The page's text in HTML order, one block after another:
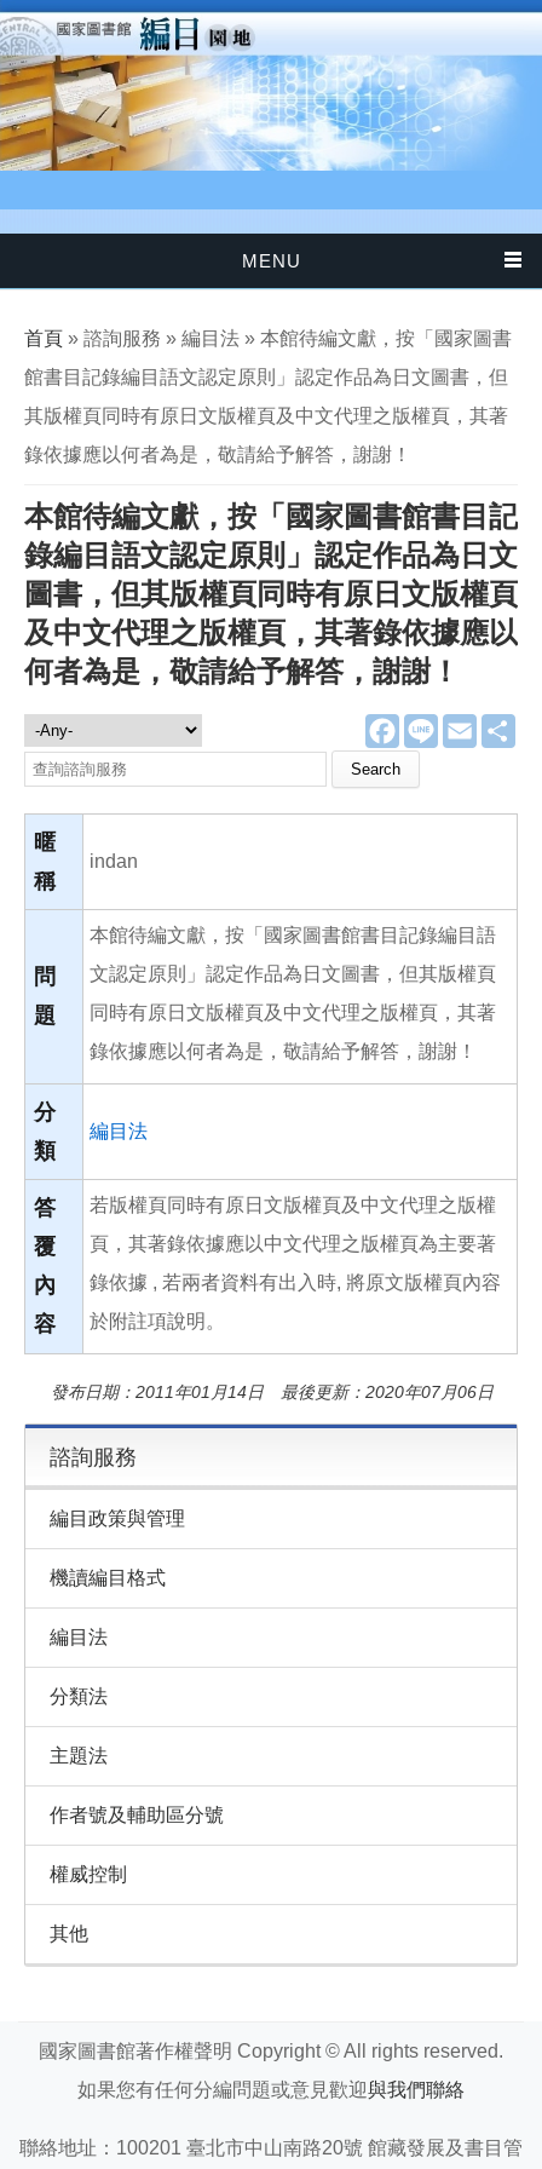
移至主內容
MENU
您在這裡
首頁 » 諮詢服務 » 編目法 » 本館待編文獻，按「國家圖書
館書目記錄編目語文認定原則」認定作品為日文圖書，但
其版權頁同時有原日文版權頁及中文代理之版權頁，其著
錄依據應以何者為是，敬請給予解答，謝謝！
本館待編文獻，按「國家圖書館書目記
錄編目語文認定原則」認定作品為日文
圖書，但其版權頁同時有原日文版權頁
及中文代理之版權頁，其著錄依據應以
何者為是，敬請給予解答，謝謝！
F
a
e
o
L
E
m
諮詢服務
Search this site
暱
稱
indan
問
題
本館待編文獻，按「國家圖書館書目記錄編目語
文認定原則」認定作品為日文圖書，但其版權頁
同時有原日文版權頁及中文代理之版權頁，其著
錄依據應以何者為是，敬請給予解答，謝謝！
分
類
編目法
答
覆
內
容
若版權頁同時有原日文版權頁及中文代理之版權
頁，其著錄依據應以中文代理之版權頁為主要著
錄依據 , 若兩者資料有出入時, 將原文版權頁內容
於附註項說明。
發布日期：2011年01月14日 最後更新：2020年07月06日
諮詢服務
編目政策與管理
機讀編目格式
編目法
分類法
主題法
作者號及輔助區分號
權威控制
其他
國家圖書館著作權聲明 Copyright © All rights reserved.
如果您有任何分編問題或意見歡迎與我們聯絡
聯絡地址：100201 臺北市中山南路20號 館藏發展及書目管